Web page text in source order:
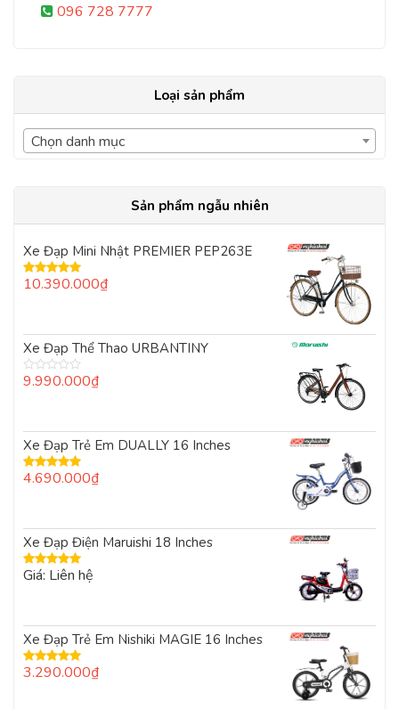
096 728 7777
Loại sản phẩm
Chọn danh mục
Sản phẩm ngẫu nhiên
Xe Đạp Mini Nhật PREMIER PEP263E
Được xếp
10.390.000₫
Xe Đạp Thể Thao URBANTINY
Được
5
sao
9.990.000₫
Xe Đạp Trẻ Em DUALLY 16 Inches
Được xếp
4.690.000₫
Xe Đạp Điện Maruishi 18 Inches
Được xếp
Giá: Liên hệ
Xe Đạp Trẻ Em Nishiki MAGIE 16 Inches
Được xếp
3.290.000₫